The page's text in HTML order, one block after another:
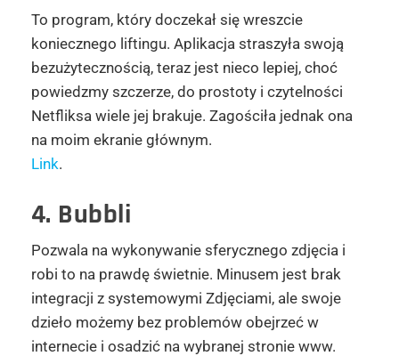
To program, który doczekał się wreszcie
koniecznego liftingu. Aplikacja straszyła swoją
bezużytecznością, teraz jest nieco lepiej, choć
powiedzmy szczerze, do prostoty i czytelności
Netfliksa wiele jej brakuje. Zagościła jednak ona
na moim ekranie głównym.
Link.
4. Bubbli
Pozwala na wykonywanie sferycznego zdjęcia i
robi to na prawdę świetnie. Minusem jest brak
integracji z systemowymi Zdjęciami, ale swoje
dzieło możemy bez problemów obejrzeć w
internecie i osadzić na wybranej stronie www.